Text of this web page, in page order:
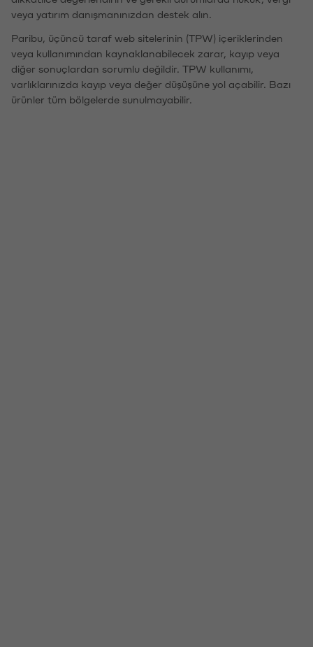
veya yatırım danışmanınızdan destek alın.
Paribu, üçüncü taraf web sitelerinin (TPW) içeriklerinden
veya kullanımından kaynaklanabilecek zarar, kayıp veya
diğer sonuçlardan sorumlu değildir. TPW kullanımı,
varlıklarınızda kayıp veya değer düşüşüne yol açabilir. Bazı
ürünler tüm bölgelerde sunulmayabilir.